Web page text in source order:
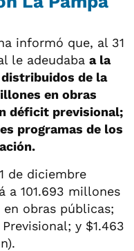
informó que, al 31
le adeudaba a la
de la
en obras
déficit previsional;
programas de los
de diciembre
a 101.693 millones
obras públicas;
y $1.463